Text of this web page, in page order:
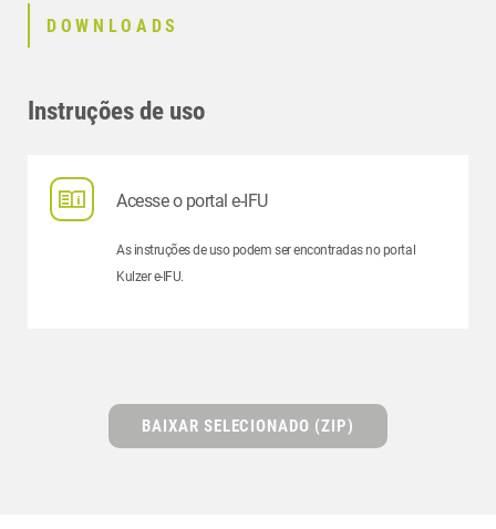
DOWNLOADS
Instruções de uso
Acesse o portal e-IFU
As instruções de uso podem ser encontradas no portal
Kulzer e-IFU.
BAIXAR SELECIONADO (ZIP)